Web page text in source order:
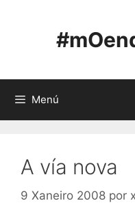
Menú
A vía nova
9 Xaneiro 2008 por